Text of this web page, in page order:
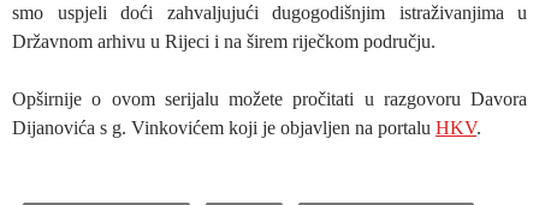
smo uspjeli doći zahvaljujući dugogodišnjim istraživanjima u
Državnom arhivu u Rijeci i na širem riječkom području.
Opširnije o ovom serijalu možete pročitati u razgovoru Davora
Dijanovića s g. Vinkovićem koji je objavljen na portalu HKV.